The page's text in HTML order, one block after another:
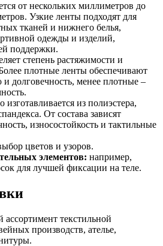
от нескольких миллиметров до
Узкие ленты подходят для
тканей и нижнего белья,
одежды и изделий,
поддержки.
степень растяжимости и
плотные ленты обеспечивают
долговечность, менее плотные –
изготавливается из полиэстера,
От состава зависят
износостойкость и тактильные
цветов и узоров.
элементов: например,
для лучшей фиксации на теле.
текстильной
производств, ателье,